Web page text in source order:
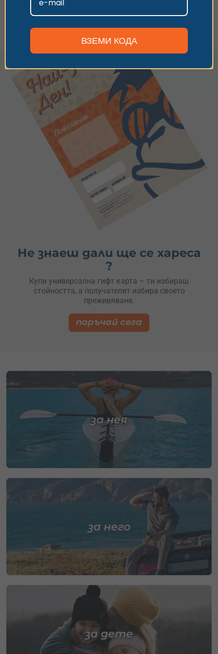
Не знаеш дали ще се хареса
?
Купи универсална гифт карта – ти избираш
стойността, а получателят избира своето
преживяване.
поръчай сега
за нея
за него
за дете
ВЗЕМИ КОДА